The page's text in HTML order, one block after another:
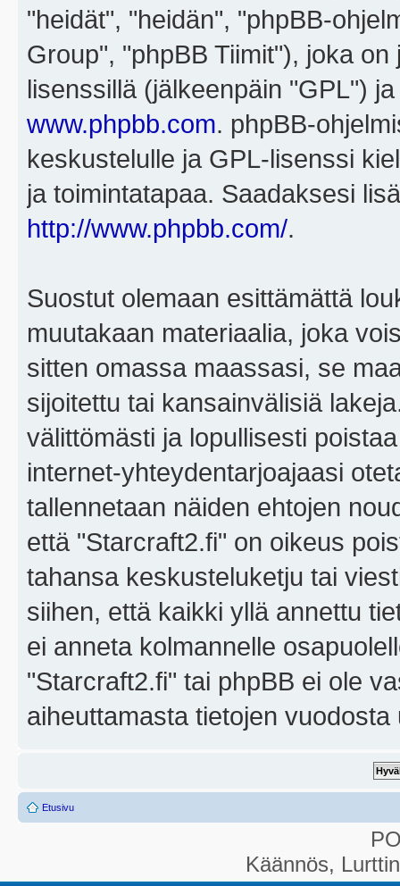
"heidät", "heidän", "phpBB-
Group", "phpBB Tiimit"), joka on
lisenssillä (jälkeenpäin "GPL")
www.phpbb.com. phpBB-
keskustelulle ja GPL-lisenssi
ja toimintatapaa. Saadaksesi
http://www.phpbb.com/.
Suostut olemaan esittämättä
muutakaan materiaalia, joka
sitten omassa maassasi, se
sijoitettu tai kansainvälisiä
välittömästi ja lopullisesti
internet-yhteydentarjoajaasi
tallennetaan näiden ehtojen
että "Starcraft2.fi" on oikeus
tahansa keskusteluketju tai
siihen, että kaikki yllä annettu
ei anneta kolmannelle
"Starcraft2.fi" tai phpBB ei ole
aiheuttamasta tietojen
Etusivu
Käännös,